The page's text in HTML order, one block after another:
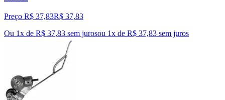
Preço R$ 37,83R$ 37,83
Ou 1x de R$ 37,83 sem jurosou 1x de R$ 37,83 sem juros